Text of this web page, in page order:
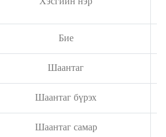
Бие
Шаантаг
Шаантаг бүрэх
Шаантаг самар